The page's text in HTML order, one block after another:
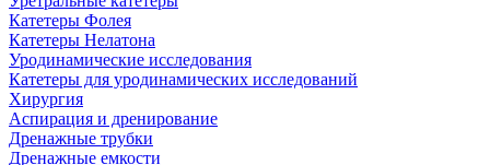
Катетеры Фолея
Катетеры Нелатона
Уродинамические исследования
Катетеры для уродинамических исследований
Хирургия
Аспирация и дренирование
Дренажные трубки
Дренажные емкости